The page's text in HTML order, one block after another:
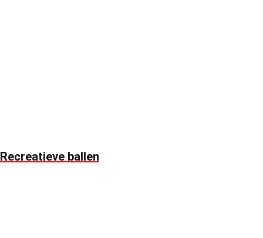
Recreatieve ballen